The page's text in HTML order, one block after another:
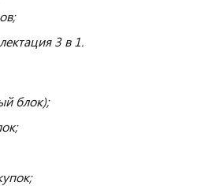
3 в 1.
блок);